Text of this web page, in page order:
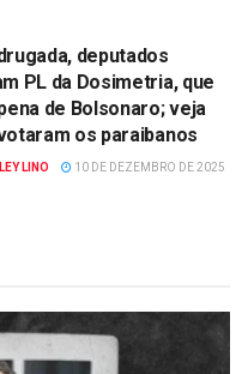
deputados
PL da Dosimetria, que
de Bolsonaro; veja
os paraibanos
LINO 10 DE DEZEMBRO DE 2025